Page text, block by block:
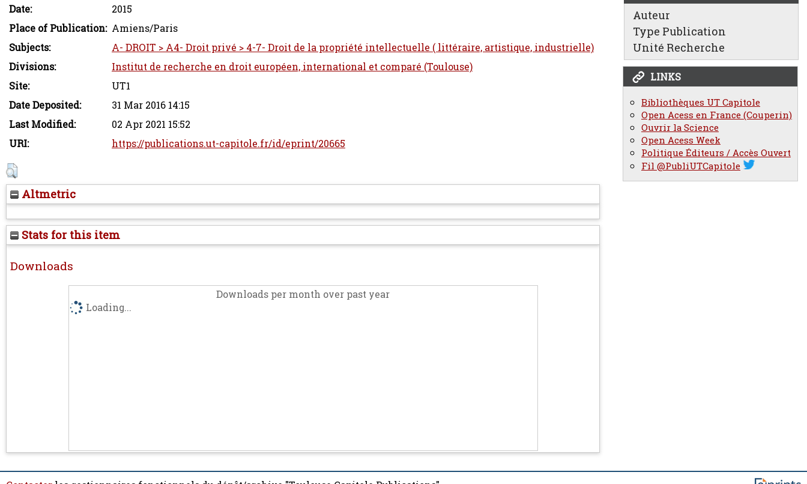
Auteur
Type Publication
Unité Recherche
LINKS
Bibliothèques UT Capitole
Open Acess en France (Couperin)
Ouvrir la Science
Open Acess Week
Politique Éditeurs / Accès Ouvert
Fil @PubliUTCapitole
Date:
2015
Place of Publication: Amiens/Paris
Subjects:
A- DROIT > A4- Droit privé > 4-7- Droit de la propriété intellectuelle ( littéraire, artistique, industrielle)
Divisions:
Institut de recherche en droit européen, international et comparé (Toulouse)
Site:
UT1
Date Deposited:
31 Mar 2016 14:15
Last Modified:
02 Apr 2021 15:52
URI:
https://publications.ut-capitole.fr/id/eprint/20665
Altmetric
Stats for this item
Downloads
Downloads per month over past year
Loading...